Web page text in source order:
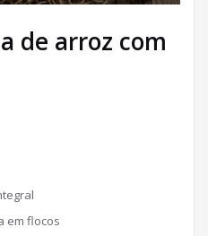
de arroz com
em flocos